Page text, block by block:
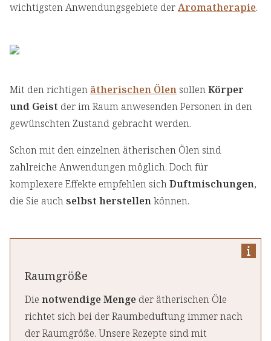
wichtigsten Anwendungsgebiete derAromatherapie.
Mit den richtigen ätherischen Ölen sollenKörper
und Geist der im Raum anwesenden Personen in den
gewünschten Zustand gebracht werden.
Schon mit den einzelnen ätherischen Ölen sind
zahlreiche Anwendungen möglich. Doch für
komplexere Effekte empfehlen sichDuftmischungen,
die Sie auchselbst herstellenkönnen.
Raumgröße
Die notwendige Menge der ätherischen Öle
richtet sich bei der Raumbeduftung immer nach
der Raumgröße. Unsere Rezepte sind mit